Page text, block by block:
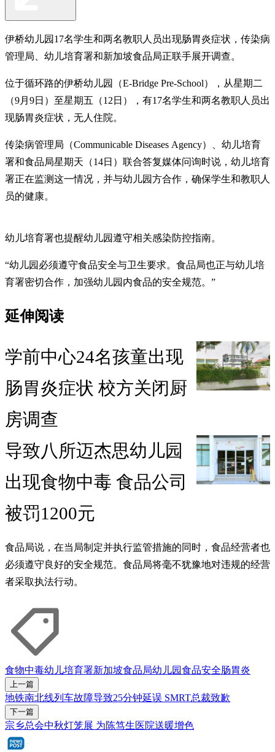
伊桥幼儿园17名学生和两名教职人员出现肠胃炎症状，传染病
管理局、幼儿培育署和新加坡食品局正联手展开调查。
位于循环路的伊桥幼儿园（E-Bridge Pre-School），从星期二
（9月9日）至星期五（12日），有17名学生和两名教职人员出
现肠胃炎症状，无人住院。
传染病管理局（Communicable Diseases Agency）、幼儿培育
署和食品局星期天（14日）联合答复媒体问询时说，幼儿培育
署正在监测这一情况，并与幼儿园方合作，确保学生和教职人
员的健康。
幼儿培育署也提醒幼儿园遵守相关感染防控指南。
“幼儿园必须遵守食品安全与卫生要求。食品局也正与幼儿培
育署密切合作，加强幼儿园内食品的安全规范。”
延伸阅读
学前中心24名孩童出现
肠胃炎症状 校方关闭厨
房调查
导致八所迈杰思幼儿园
出现食物中毒 食品公司
被罚1200元
食品局说，在当局制定并执行监管措施的同时，食品经营者也
必须遵守良好的安全规范。食品局将毫不犹豫地对违规的经营
者采取执法行动。
食物中毒幼儿培育署新加坡食品局幼儿园食品安全肠胃炎
上一篇
地铁南北线列车故障导致25分钟延误 SMRT总裁致歉
下一篇
宗乡总会中秋灯笼展 为陈笃生医院送暖增色